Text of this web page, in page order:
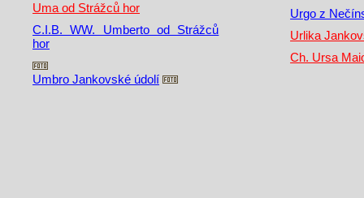
Uma od Strážců hor
C.I.B. WW. Umberto od Strážců
hor
Umbro Jankovské údolí
Urgo z
Urlika
Ch. Ursa